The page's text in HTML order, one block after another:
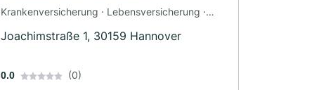
Krankenversicherung · Lebensversicherung ·
Joachimstraße 1, 30159 Hannover
0.0 (0)